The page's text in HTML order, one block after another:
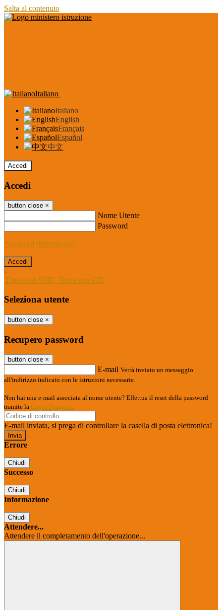
Salta al contenuto
Italiano
Italiano
English
Français
Español
中文
Accedi
Accedi
button close ×
Nome Utente
Password
Password dimenticata?
-
Entra con SPID Entra con CIE
Seleziona utente
button close ×
Recupero password
button close ×
E-mail Verrà inviato un messaggio
all'indirizzo indicato con le istruzioni necessarie.
Non hai una e-mail associata al nome utente? Effettua il reset della password
tramite la Login Spaggiari
E-mail inviata, si prega di controllare la casella di posta elettronica!
Errore
Chiudi
Successo
Chiudi
Informazione
Chiudi
Attendere...
Attendere il completamento dell'operazione...